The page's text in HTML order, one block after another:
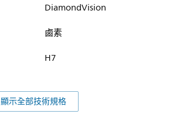
DiamondVision
鹵素
H7
顯示全部技術規格